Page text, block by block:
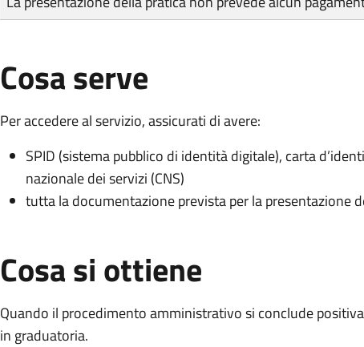
Cosa serve
Per accedere al servizio, assicurati di avere:
SPID (sistema pubblico di identità digitale), carta
nazionale dei servizi (CNS)
tutta la documentazione prevista per la presentazione
Cosa si ottiene
Quando il procedimento amministrativo si conclude
in graduatoria.